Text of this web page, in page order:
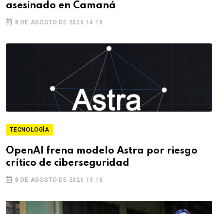
asesinado en Camaná
8 DE AGOSTO DE 2026 14:16
TECNOLOGÍA
OpenAI frena modelo Astra por riesgo
crítico de ciberseguridad
8 DE AGOSTO DE 2026 13:16